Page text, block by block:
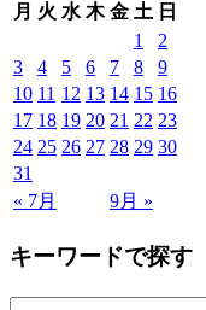
月 火 水 木 金 土 日
« 7月 9月 »
1
2
3
4 5 6 7 8
9
10 11 12 13 14 15 16
17 18 19 20 21 22 23
24 25 26 27 28 29 30
31
キーワードで探す